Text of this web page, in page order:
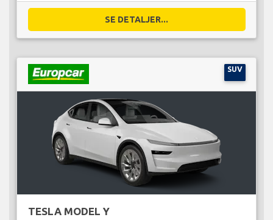
SE DETALJER...
SUV
TESLA MODEL Y